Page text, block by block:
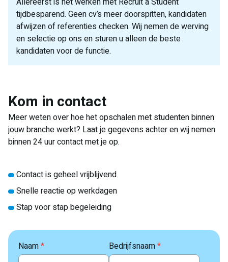
tijdbesparend. Geen cv’s meer doorspitten, kandidaten
afwijzen of referenties checken. Wij nemen de werving
en selectie op ons en sturen u alleen de beste
kandidaten voor de functie.
formulier
Kom in contact
Meer weten over hoe het opschalen met studenten binnen
jouw branche werkt? Laat je gegevens achter en wij nemen
binnen 24 uur contact met je op.
Contact is geheel vrijblijvend
Snelle reactie op werkdagen
Stap voor stap begeleiding
Naam* Bedrijfsnaam*